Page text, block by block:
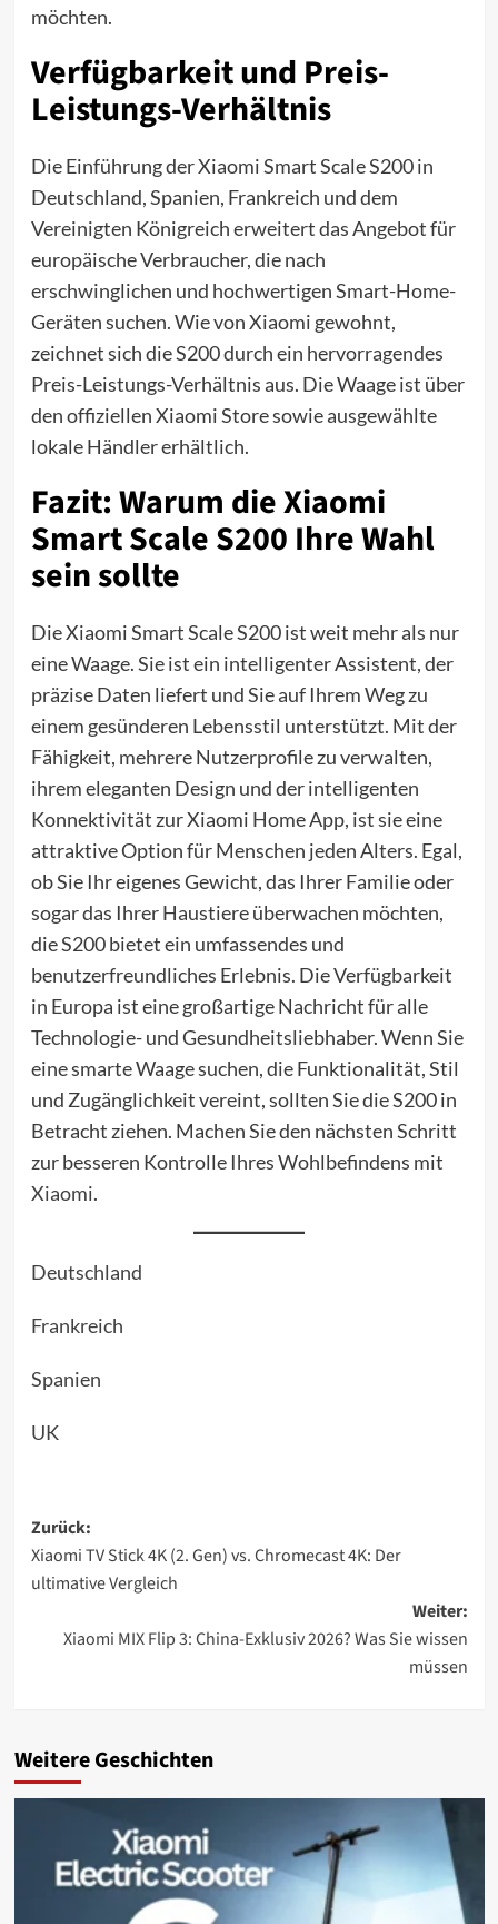
möchten.
Verfügbarkeit und Preis-
Leistungs-Verhältnis
Die Einführung der Xiaomi Smart Scale S200 in
Deutschland, Spanien, Frankreich und dem
Vereinigten Königreich erweitert das Angebot für
europäische Verbraucher, die nach
erschwinglichen und hochwertigen Smart-Home-
Geräten suchen. Wie von Xiaomi gewohnt,
zeichnet sich die S200 durch ein hervorragendes
Preis-Leistungs-Verhältnis aus. Die Waage ist über
den offiziellen Xiaomi Store sowie ausgewählte
lokale Händler erhältlich.
Fazit: Warum die Xiaomi
Smart Scale S200 Ihre Wahl
sein sollte
Die Xiaomi Smart Scale S200 ist weit mehr als nur
eine Waage. Sie ist ein intelligenter Assistent, der
präzise Daten liefert und Sie auf Ihrem Weg zu
einem gesünderen Lebensstil unterstützt. Mit der
Fähigkeit, mehrere Nutzerprofile zu verwalten,
ihrem eleganten Design und der intelligenten
Konnektivität zur Xiaomi Home App, ist sie eine
attraktive Option für Menschen jeden Alters. Egal,
ob Sie Ihr eigenes Gewicht, das Ihrer Familie oder
sogar das Ihrer Haustiere überwachen möchten,
die S200 bietet ein umfassendes und
benutzerfreundliches Erlebnis. Die Verfügbarkeit
in Europa ist eine großartige Nachricht für alle
Technologie- und Gesundheitsliebhaber. Wenn Sie
eine smarte Waage suchen, die Funktionalität, Stil
und Zugänglichkeit vereint, sollten Sie die S200 in
Betracht ziehen. Machen Sie den nächsten Schritt
zur besseren Kontrolle Ihres Wohlbefindens mit
Xiaomi.
Deutschland
Frankreich
Spanien
UK
Beitragsnavigation
Zurück:
Xiaomi TV Stick 4K (2. Gen) vs. Chromecast 4K: Der
ultimative Vergleich
Weiter:
Xiaomi MIX Flip 3: China-Exklusiv 2026? Was Sie wissen
müssen
Weitere Geschichten